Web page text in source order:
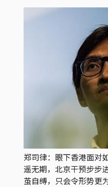
郑司律：眼下香港面对
遥无期，北京干预步步
茧自缚，只会令形势更